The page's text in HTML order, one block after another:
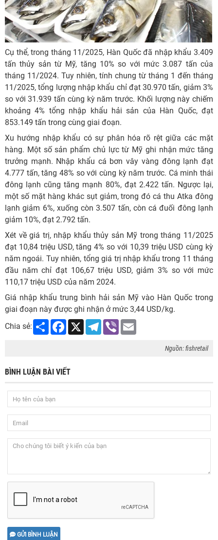
Cụ thể, trong tháng 11/2025, Hàn Quốc đã nhập khẩu 3.409
tấn thủy sản từ Mỹ, tăng 10% so với mức 3.087 tấn của
tháng 11/2024. Tuy nhiên, tính chung từ tháng 1 đến tháng
11/2025, tổng lượng nhập khẩu chỉ đạt 30.970 tấn, giảm 3%
so với 31.939 tấn cùng kỳ năm trước. Khối lượng này chiếm
khoảng 4% tổng nhập khẩu hải sản của Hàn Quốc, đạt
853.149 tấn trong cùng giai đoạn.
Xu hướng nhập khẩu có sự phân hóa rõ rệt giữa các mặt
hàng. Một số sản phẩm chủ lực từ Mỹ ghi nhận mức tăng
trưởng mạnh. Nhập khẩu cá bơn vây vàng đông lạnh đạt
4.777 tấn, tăng 48% so với cùng kỳ năm trước. Cá minh thái
đông lạnh cũng tăng mạnh 80%, đạt 2.422 tấn. Ngược lại,
một số mặt hàng khác sụt giảm, trong đó cá thu Atka đông
lạnh giảm 6%, xuống còn 3.507 tấn, còn cá đuối đông lạnh
giảm 10%, đạt 2.792 tấn.
Xét về giá trị, nhập khẩu thủy sản Mỹ trong tháng 11/2025
đạt 10,84 triệu USD, tăng 4% so với 10,39 triệu USD cùng kỳ
năm ngoái. Tuy nhiên, tổng giá trị nhập khẩu trong 11 tháng
đầu năm chỉ đạt 106,67 triệu USD, giảm 3% so với mức
110,17 triệu USD của năm 2024.
Giá nhập khẩu trung bình hải sản Mỹ vào Hàn Quốc trong
giai đoạn này được ghi nhận ở mức 3,44 USD/kg.
Chia sẻ:
Share Facebook
X Telegram
Viber
Nguồn: fishretail
BÌNH LUẬN BÀI VIẾT
GỬI BÌNH LUẬN